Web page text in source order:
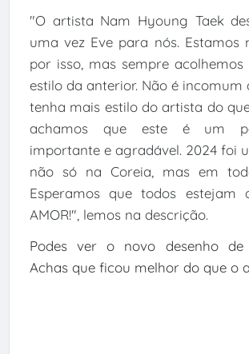
"O artista Nam Hyoung Taek
uma vez Eve para nós. Estamos
por isso, mas sempre
estilo da anterior. Não é incomum
tenha mais estilo do artista do
achamos que este é um
importante e agradável. 2024 foi
não só na Coreia, mas em
Esperamos que todos estejam
AMOR!", lemos na descrição.
Podes ver o novo desenho de
Achas que ficou melhor do que o